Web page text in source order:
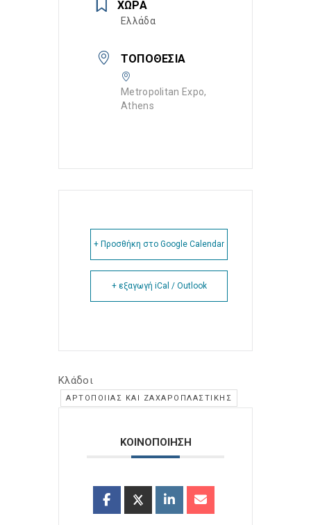
ΧΏΡΑ
Ελλάδα
ΤΟΠΟΘΕΣΊΑ
Metropolitan Expo,
Athens
+ Προσθήκη στο Google Calendar
+ εξαγωγή iCal / Outlook
Κλάδοι
ΑΡΤΟΠΟΙΊΑΣ ΚΑΙ ΖΑΧΑΡΟΠΛΑΣΤΙΚΉΣ
ΚΟΙΝΟΠΟΙΗΣΗ